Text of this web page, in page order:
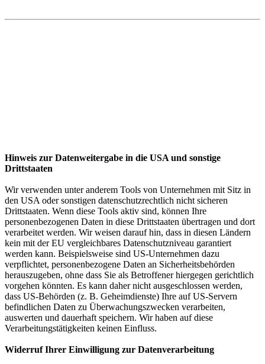
Hinweis zur Datenweitergabe in die USA und sonstige
Drittstaaten
Wir verwenden unter anderem Tools von Unternehmen mit Sitz in
den USA oder sonstigen datenschutzrechtlich nicht sicheren
Drittstaaten. Wenn diese Tools aktiv sind, können Ihre
personenbezogenen Daten in diese Drittstaaten übertragen und dort
verarbeitet werden. Wir weisen darauf hin, dass in diesen Ländern
kein mit der EU vergleichbares Datenschutzniveau garantiert
werden kann. Beispielsweise sind US-Unternehmen dazu
verpflichtet, personenbezogene Daten an Sicherheitsbehörden
herauszugeben, ohne dass Sie als Betroffener hiergegen gerichtlich
vorgehen könnten. Es kann daher nicht ausgeschlossen werden,
dass US-Behörden (z. B. Geheimdienste) Ihre auf US-Servern
befindlichen Daten zu Überwachungszwecken verarbeiten,
auswerten und dauerhaft speichern. Wir haben auf diese
Verarbeitungstätigkeiten keinen Einfluss.
Widerruf Ihrer Einwilligung zur Datenverarbeitung